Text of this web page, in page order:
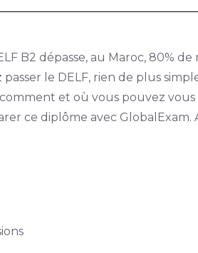
B2 dépasse, au Maroc, 80% de
le DELF, rien de plus
et où vous pouvez vous
ce diplôme avec GlobalExam.